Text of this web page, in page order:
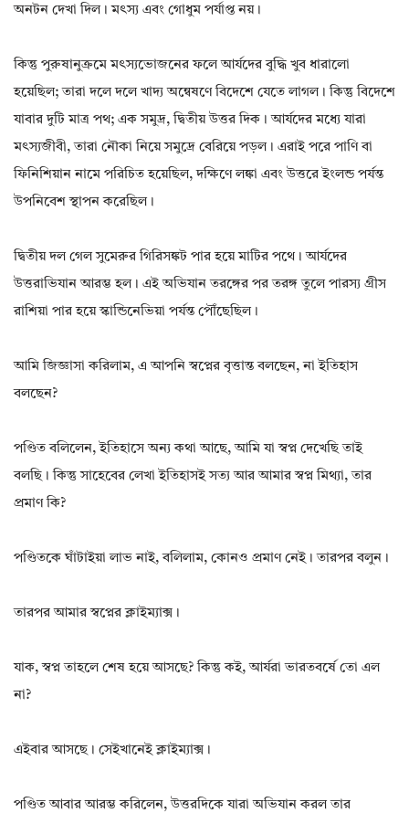
অনটন দেখা দিল। মৎস্য এবং গোধুম পর্যাপ্ত নয়।
কিন্তু পুরুষানুক্রমে মৎস্যভোজনের ফলে আর্যদের বুদ্ধি খুব ধারালো
হয়েছিল; তারা দলে দলে খাদ্য অন্বেষণে বিদেশে যেতে লাগল। কিন্তু বিদেশে
যাবার দুটি মাত্র পথ; এক সমুদ্র, দ্বিতীয় উত্তর দিক। আর্যদের মধ্যে যারা
মৎস্যজীবী, তারা নৌকা নিয়ে সমুদ্রে বেরিয়ে পড়ল। এরাই পরে পাণি বা
ফিনিশিয়ান নামে পরিচিত হয়েছিল, দক্ষিণে লঙ্কা এবং উত্তরে ইংলন্ড পর্যন্ত
উপনিবেশ স্থাপন করেছিল।
দ্বিতীয় দল গেল সুমেরুর গিরিসঙ্কট পার হয়ে মাটির পথে। আর্যদের
উত্তরাভিযান আরম্ভ হল। এই অভিযান তরঙ্গের পর তরঙ্গ তুলে পারস্য গ্রীস
রাশিয়া পার হয়ে স্কান্ডিনেভিয়া পর্যন্ত পৌঁছেছিল।
আমি জিজ্ঞাসা করিলাম, এ আপনি স্বপ্নের বৃত্তান্ত বলছেন, না ইতিহাস
বলছেন?
পণ্ডিত বলিলেন, ইতিহাসে অন্য কথা আছে, আমি যা স্বপ্ন দেখেছি তাই
বলছি। কিন্তু সাহেবের লেখা ইতিহাসই সত্য আর আমার স্বপ্ন মিথ্যা, তার
প্রমাণ কি?
পণ্ডিতকে ঘাঁটাইয়া লাভ নাই, বলিলাম, কোনও প্রমাণ নেই। তারপর বলুন।
তারপর আমার স্বপ্নের ক্লাইম্যাক্স।
যাক, স্বপ্ন তাহলে শেষ হয়ে আসছে? কিন্তু কই, আর্যরা ভারতবর্ষে তো এল
না?
এইবার আসছে। সেইখানেই ক্লাইম্যাক্স।
পণ্ডিত আবার আরম্ভ করিলেন, উত্তরদিকে যারা অভিযান করল তার